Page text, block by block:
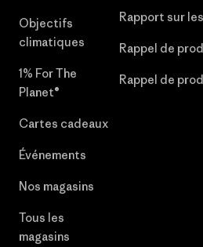
Objectifs
climatiques
1% For The
Planet®
Cartes cadeaux
Événements
Nos magasins
Tous les
magasins
Rapport sur
Rappel de
Rappel de